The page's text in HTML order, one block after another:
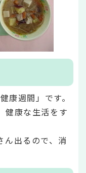
康週間」です。
健康な生活をす
ん出るので、消